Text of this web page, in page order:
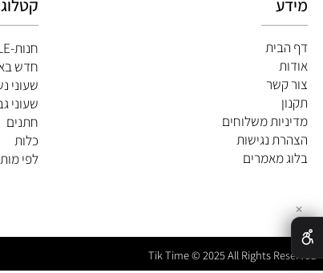
קטלוג
חדש באתר
שעוני נשים
שעוני גברים